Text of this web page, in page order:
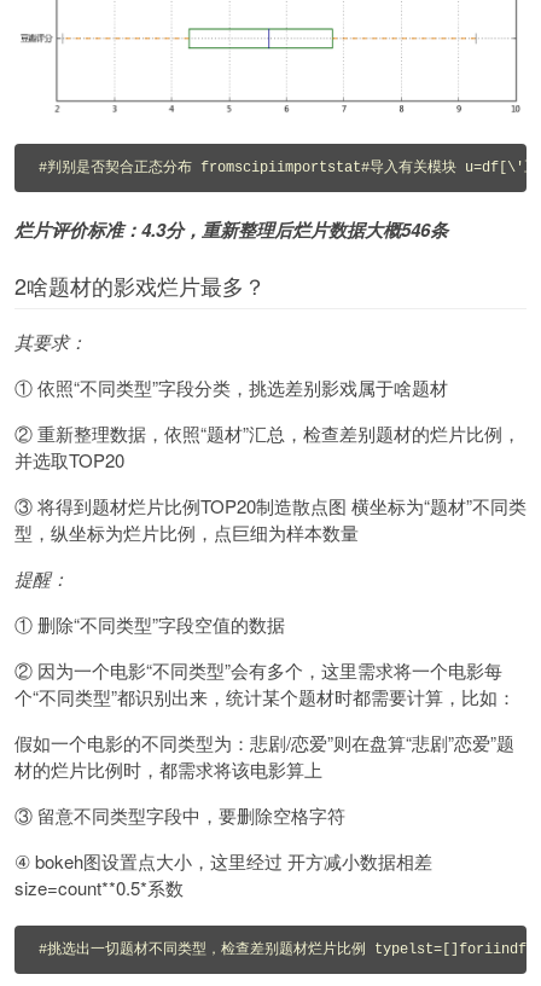
#判别是否契合正态分布 fromscipiimportstat#导入有关模块 u=df[\'
烂片评价标准：4.3分，重新整理后烂片数据大概546条
2啥题材的影戏烂片最多？
其要求：
① 依照“不同类型”字段分类，挑选差别影戏属于啥题材
② 重新整理数据，依照“题材”汇总，检查差别题材的烂片比例，
并选取TOP20
③ 将得到题材烂片比例TOP20制造散点图 横坐标为“题材”不同类
型，纵坐标为烂片比例，点巨细为样本数量
提醒：
① 删除“不同类型”字段空值的数据
② 因为一个电影“不同类型”会有多个，这里需求将一个电影每
个“不同类型”都识别出来，统计某个题材时都需要计算，比如：
假如一个电影的不同类型为：悲剧/恋爱”则在盘算“悲剧”恋爱”题
材的烂片比例时，都需求将该电影算上
③ 留意不同类型字段中，要删除空格字符
④ bokeh图设置点大小，这里经过 开方减小数据相差
size=count**0.5*系数
#挑选出一切题材不同类型，检查差别题材烂片比例